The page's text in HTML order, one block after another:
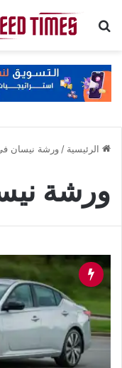
بحث عن
الرئيسية / ورشة نيسان
ورشة